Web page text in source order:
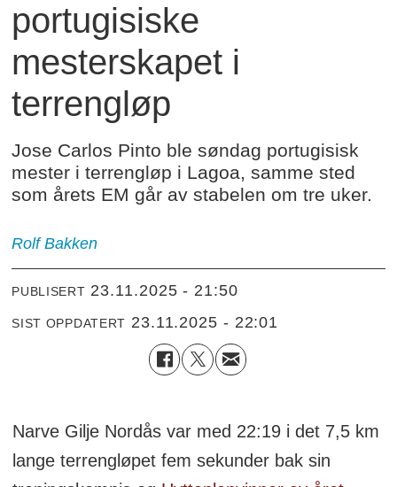
portugisiske
mesterskapet i
terrengløp
Jose Carlos Pinto ble søndag portugisisk
mester i terrengløp i Lagoa, samme sted
som årets EM går av stabelen om tre uker.
Rolf Bakken
PUBLISERT 23.11.2025 - 21:50
SIST OPPDATERT 23.11.2025 - 22:01
Narve Gilje Nordås var med 22:19 i det 7,5 km
lange terrengløpet fem sekunder bak sin